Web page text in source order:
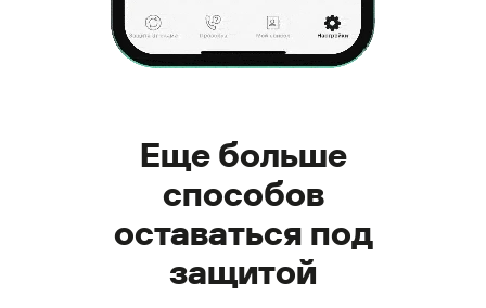
Еще больше
способов
оставаться под
защитой